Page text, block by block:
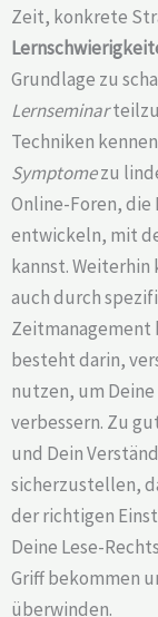
Zeit, konkrete
Grundlage zu
Lernseminar
Techniken
Symptomezu
Online-Foren, die
entwickeln, mit
kannst. Weiterhin
auch durch
Zeitmanagement
besteht darin,
nutzen, um
verbessern. Zu
und Dein
sicherzustellen,
der richtigen
Deine Lese-
Griff bekommen
überwinden.